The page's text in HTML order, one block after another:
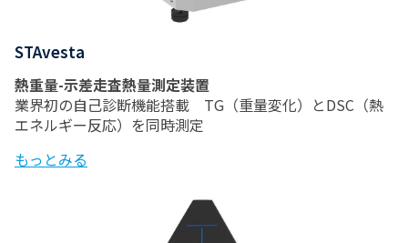
STAvesta
熱重量-示差走査熱量測定装置
業界初の自己診断機能搭載 TG（重量変化）とDSC（熱
エネルギー反応）を同時測定
もっとみる